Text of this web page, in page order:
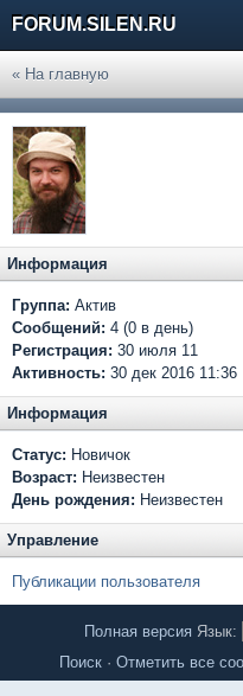
FORUM.SILEN.RU
« На главную
Информация
Группа: Актив
Сообщений: 4 (0 в день)
Регистрация: 30 июля 11
Активность: 30 дек 2016 11:36
Информация
Статус: Новичок
Возраст: Неизвестен
День рождения: Неизвестен
Управление
Публикации пользователя
Полная версия Язык:
Поиск· Отметить все